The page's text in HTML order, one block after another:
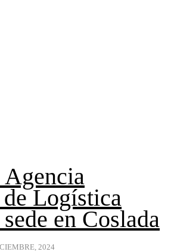
Logística
en Coslada
2024